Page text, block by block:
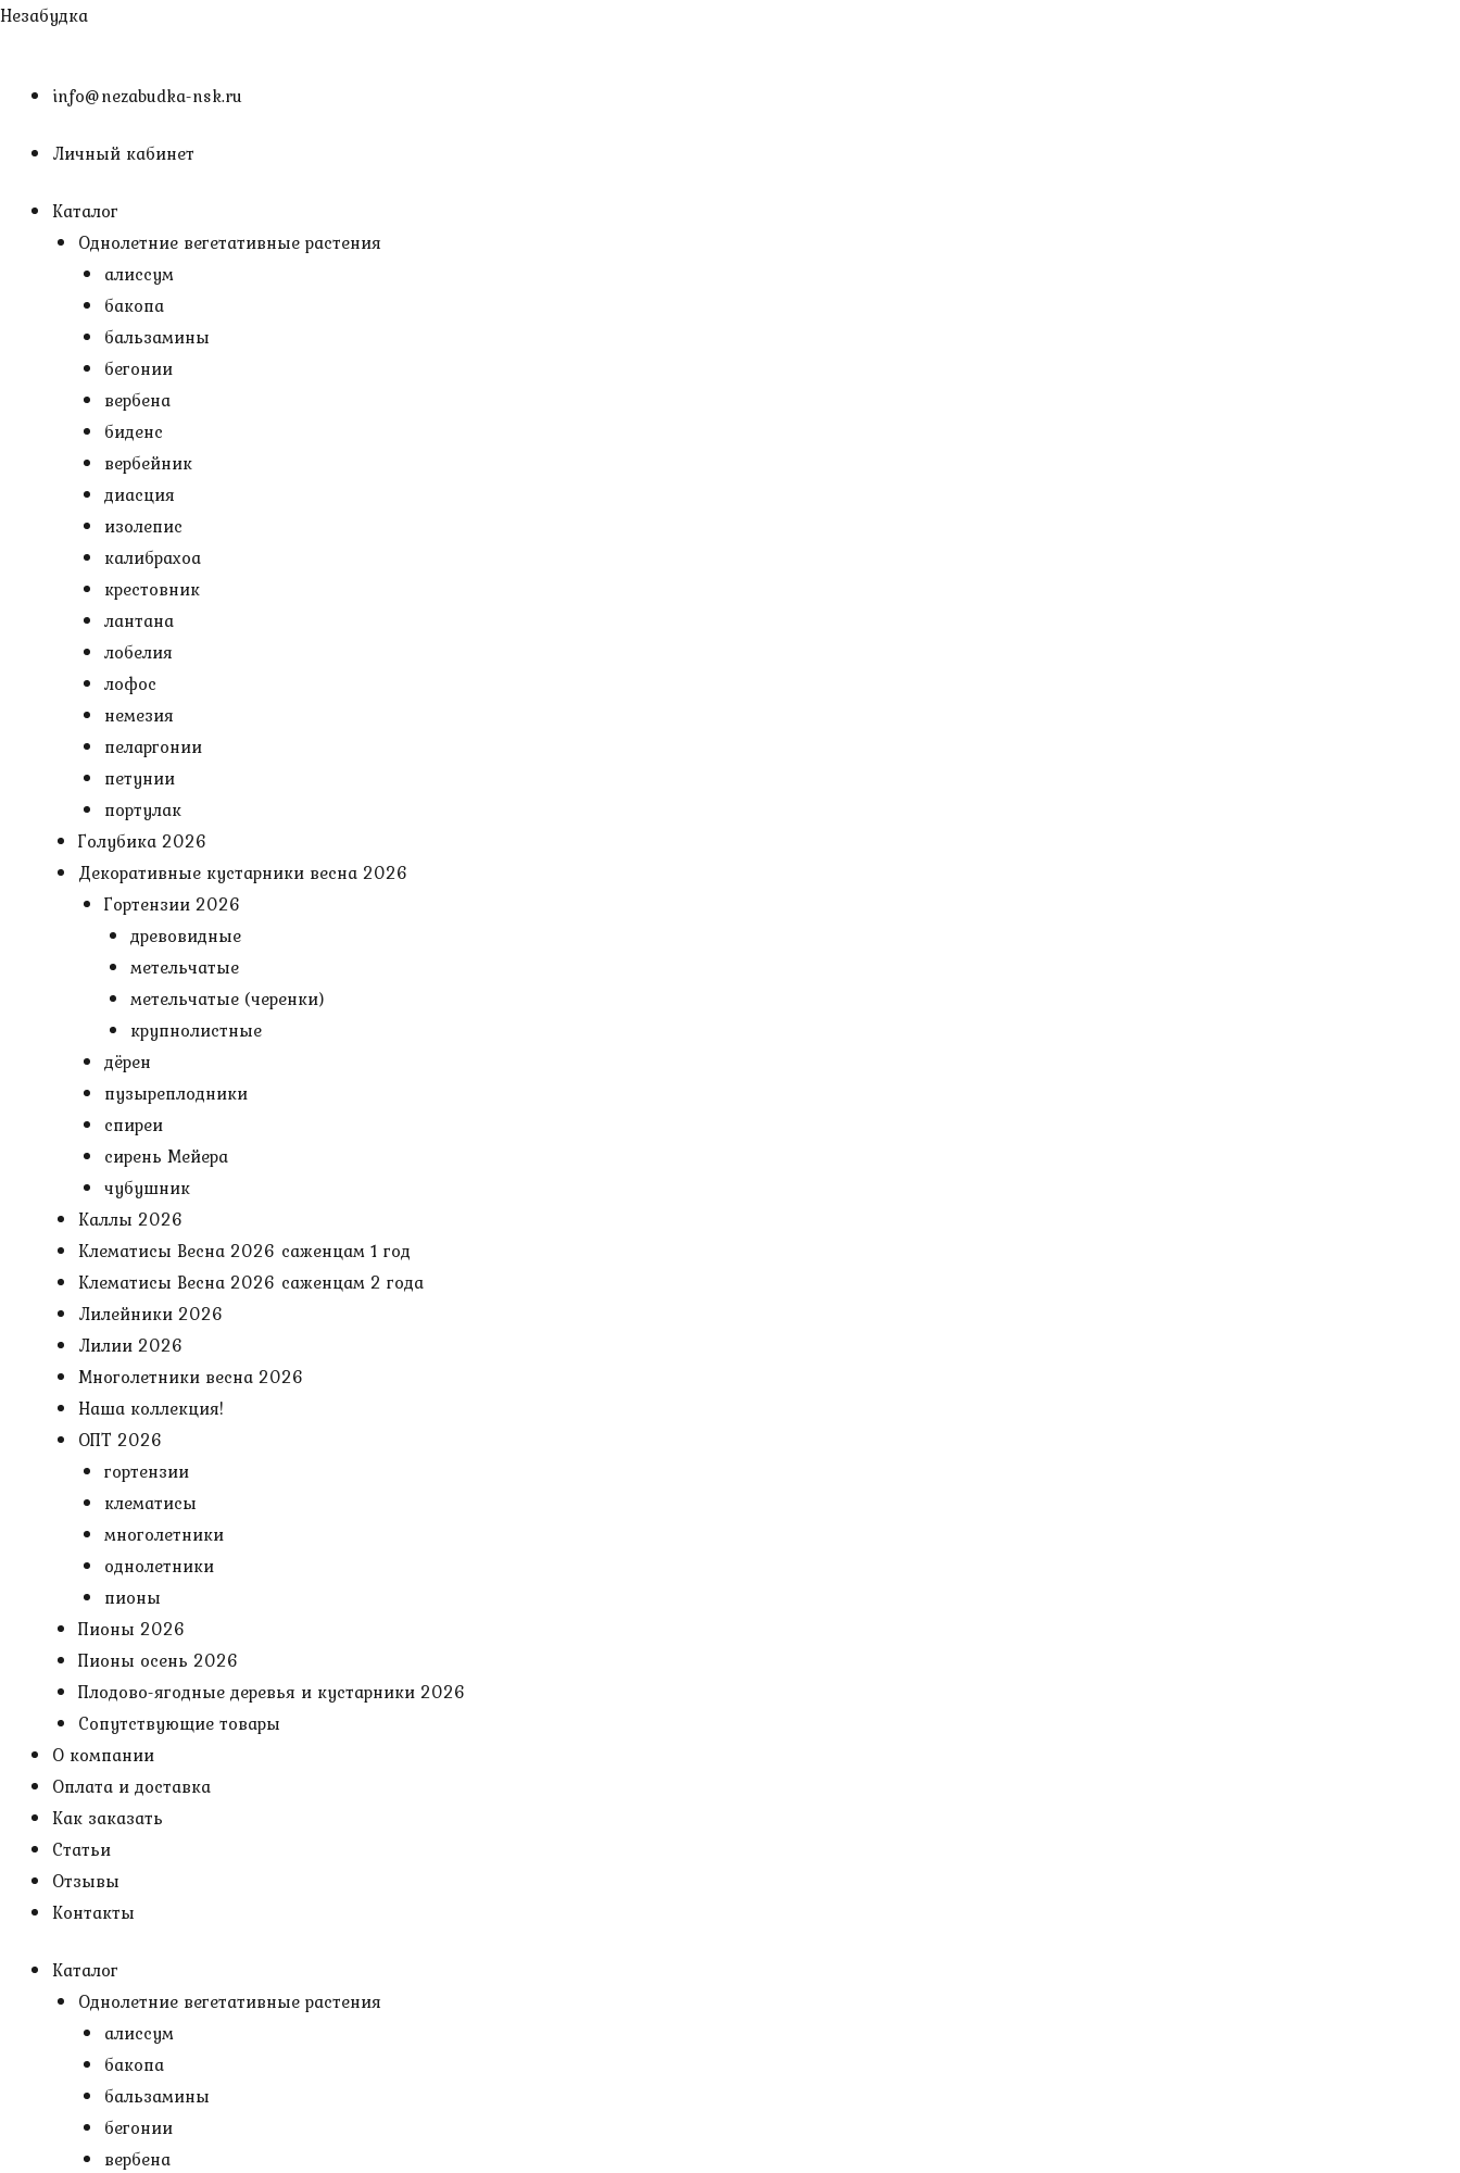
Перейти
Незабудка
info@nezabudka-nsk.ru
Личный кабинет
Каталог
Однолетние вегетативные растения
алиссум
бакопа
бальзамины
бегонии
вербена
биденс
вербейник
диасция
изолепис
калибрахоа
крестовник
лантана
лобелия
лофос
немезия
пеларгонии
петунии
портулак
Голубика 2026
Декоративные кустарники весна 2026
Гортензии 2026
древовидные
метельчатые
метельчатые (черенки)
крупнолистные
дёрен
пузыреплодники
спиреи
сирень Мейера
чубушник
Каллы 2026
Клематисы Весна 2026 саженцам 1 год
Клематисы Весна 2026 саженцам 2 года
Лилейники 2026
Лилии 2026
Многолетники весна 2026
Наша коллекция!
ОПТ 2026
гортензии
клематисы
многолетники
однолетники
пионы
Пионы 2026
Пионы осень 2026
Плодово-ягодные деревья и кустарники 2026
Сопутствующие товары
О компании
Оплата и доставка
Как заказать
Статьи
Отзывы
Контакты
Каталог
Однолетние вегетативные растения
алиссум
бакопа
бальзамины
бегонии
вербена